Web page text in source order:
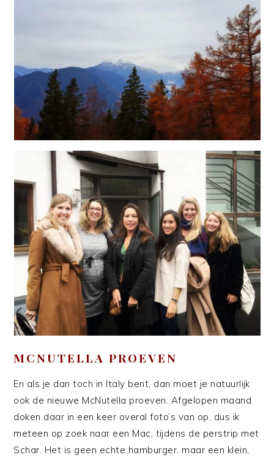
MCNUTELLA PROEVEN
En als je dan toch in Italy bent, dan moet je natuurlijk
ook de nieuwe McNutella proeven. Afgelopen maand
doken daar in een keer overal foto’s van op, dus ik
meteen op zoek naar een Mac, tijdens de perstrip met
Schar. Het is geen echte hamburger, maar een klein,